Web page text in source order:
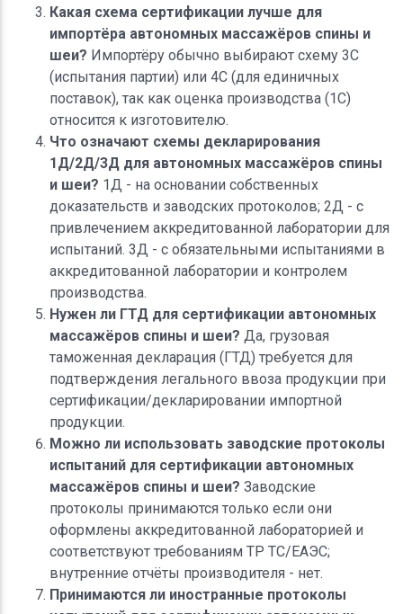
Какая схема сертификации лучше для
импортёра автономных массажёров спины и
шеи? Импортёру обычно выбирают схему 3С
(испытания партии) или 4С (для единичных
поставок), так как оценка производства (1С)
относится к изготовителю.
Что означают схемы декларирования
1Д/2Д/3Д для автономных массажёров спины
и шеи? 1Д - на основании собственных
доказательств и заводских протоколов; 2Д - с
привлечением аккредитованной лаборатории для
испытаний. 3Д - с обязательными испытаниями в
аккредитованной лаборатории и контролем
производства.
Нужен ли ГТД для сертификации автономных
массажёров спины и шеи? Да, грузовая
таможенная декларация (ГТД) требуется для
подтверждения легального ввоза продукции при
сертификации/декларировании импортной
продукции.
Можно ли использовать заводские протоколы
испытаний для сертификации автономных
массажёров спины и шеи? Заводские
протоколы принимаются только если они
оформлены аккредитованной лабораторией и
соответствуют требованиям ТР ТС/ЕАЭС;
внутренние отчёты производителя - нет.
Принимаются ли иностранные протоколы